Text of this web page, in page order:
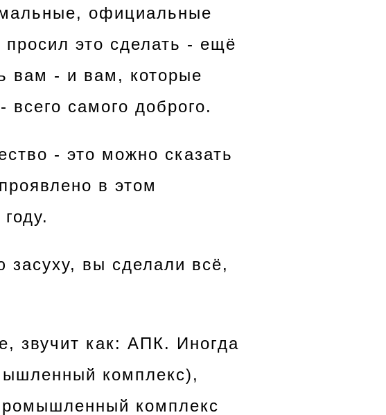
официальные
это сделать - ещё
вам - и вам, которые
самого доброго.
- это можно сказать
в этом
вы сделали всё,
звучит как: АПК. Иногда
комплекс),
комплекс